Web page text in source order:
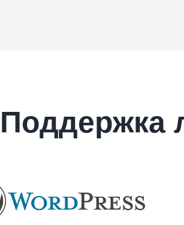
Поддержка